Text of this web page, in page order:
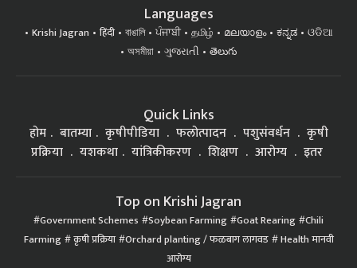
Languages
Krishi Jagran हिंदी বাঙালি ਪੰਜਾਬੀ தமிழ் മലയാളം ಕನ್ನಡ
ଓଡିଆ
অসমীয়া
ગુજરાતી తెలుగు
Quick Links
होम बातम्या कृषीपीडिया फलोत्पादन पशुसंवर्धन
कृषी
प्रक्रिया
यशकथा यांत्रिकीकरण शिक्षण आरोग्य इतर
Top on Krishi Jagran
Government Schemes Soybean Farming Goat Rearing Chili
Farming कृषी प्रक्रिया Orchard planting / फळबाग लागवड Health मानवी
आरोग्य